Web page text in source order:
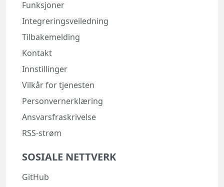
Funksjoner
Integreringsveiledning
Tilbakemelding
Kontakt
Innstillinger
Vilkår for tjenesten
Personvernerklæring
Ansvarsfraskrivelse
RSS-strøm
SOSIALE NETTVERK
GitHub